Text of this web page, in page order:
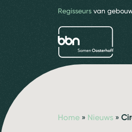
Regisseurs van
bbn adviseurs
Home » Nieuws »